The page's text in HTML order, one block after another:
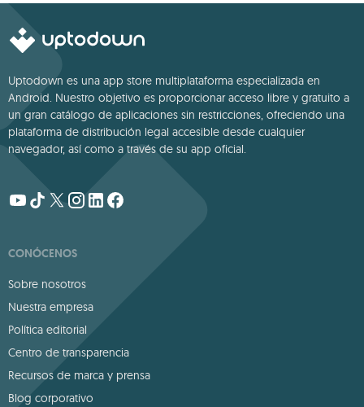
Uptodown es una app store multiplataforma especializada en
Android. Nuestro objetivo es proporcionar acceso libre y gratuito a
un gran catálogo de aplicaciones sin restricciones, ofreciendo una
plataforma de distribución legal accesible desde cualquier
navegador, así como a través de su app oficial.
CONÓCENOS
Sobre nosotros
Nuestra empresa
Política editorial
Centro de transparencia
Recursos de marca y prensa
Blog corporativo